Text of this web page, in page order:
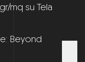
mq su Tela
Beyond